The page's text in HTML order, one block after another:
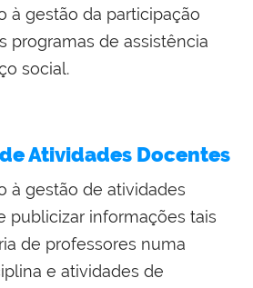
à gestão da participação
programas de assistência
social.
Atividades Docentes
à gestão de atividades
publicizar informações tais
de professores numa
e atividades de